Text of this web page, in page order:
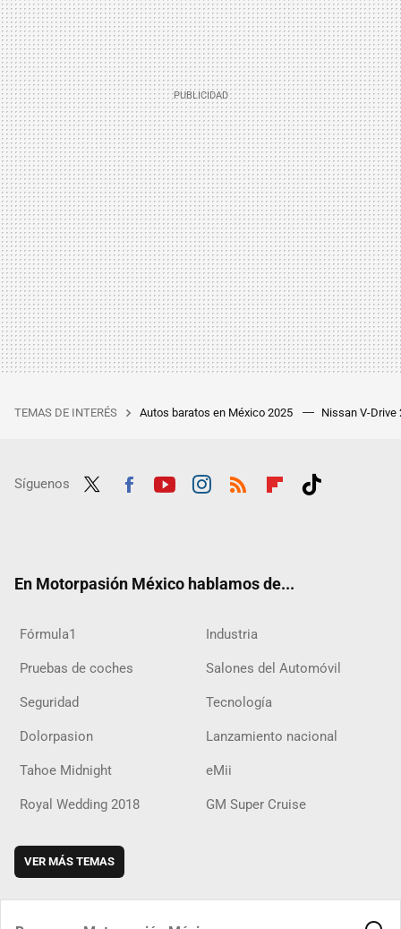
TEMAS DE INTERÉS Autos baratos en México 2025 Nissan V-Drive
Síguenos
En Motorpasión México hablamos de...
Fórmula1 Industria
Pruebas de coches Salones del Automóvil
Seguridad Tecnología
Dolorpasion Lanzamiento nacional
Tahoe Midnight eMii
Royal Wedding 2018 GM Super Cruise
VER MÁS TEMAS